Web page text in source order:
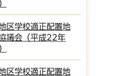
区学校適正配置地
議会（平成22年
区学校適正配置地